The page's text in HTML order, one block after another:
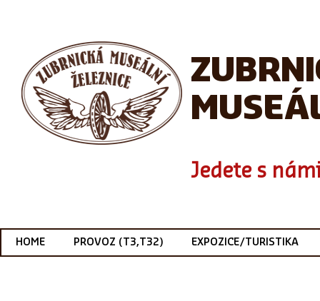
Jedete s
HOME PROVOZ (T3,T32) EXPOZICE/TURISTIKA